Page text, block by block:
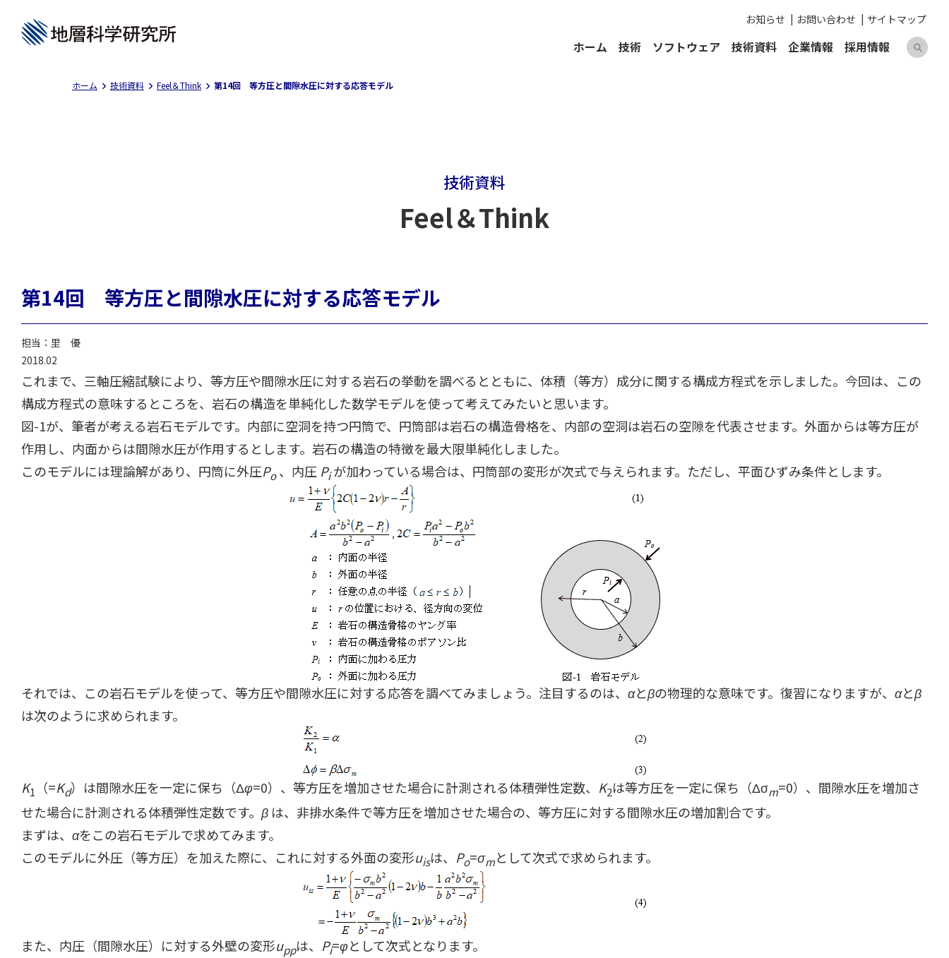
お知らせ お問い合わせ サイトマップ
ホーム 技術 ソフトウェア 技術資料 企業情報 採用情報
ホーム 技術資料 Feel＆Think 第14回 等方圧と間隙水圧に対する応答モデル
技術資料
Feel＆Think
第14回 等方圧と間隙水圧に対する応答モデル
担当：里 優
2018.02
これまで、三軸圧縮試験により、等方圧や間隙水圧に対する岩石の挙動を調べるとともに、体積（等方）成分に関する構成方程式を示しました。今回は、この
構成方程式の意味するところを、岩石の構造を単純化した数学モデルを使って考えてみたいと思います。
図-1が、筆者が考える岩石モデルです。内部に空洞を持つ円筒で、円筒部は岩石の構造骨格を、内部の空洞は岩石の空隙を代表させます。外面からは等方圧が
作用し、内面からは間隙水圧が作用するとします。岩石の構造の特徴を最大限単純化しました。
このモデルには理論解があり、円筒に外圧Po、内圧 Piが加わっている場合は、円筒部の変形が次式で与えられます。ただし、平面ひずみ条件とします。
それでは、この岩石モデルを使って、等方圧や間隙水圧に対する応答を調べてみましょう。注目するのは、 αとβの物理的な意味です。復習になりますが、 αとβ
は次のように求められます。
K1 （=Kd）は間隙水圧を一定に保ち（Δφ=0）、等方圧を増加させた場合に計測される体積弾性定数、 K2は等方圧を一定に保ち（Δσm=0）、間隙水圧を増加さ
せた場合に計測される体積弾性定数です。 β は、非排水条件で等方圧を増加させた場合の、等方圧に対する間隙水圧の増加割合です。
まずは、 αをこの岩石モデルで求めてみます。
このモデルに外圧（等方圧）を加えた際に、これに対する外面の変形uisは、 Po=σmとして次式で求められます。
また、内圧（間隙水圧）に対する外壁の変形uppは、 Pi=φとして次式となります。